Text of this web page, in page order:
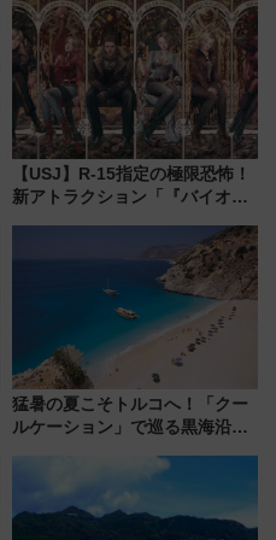
【USJ】R-15指定の極限恐怖！
新アトラクション「『バイオハ
ブ」今秋登場 ―予測不能の恐
怖に泣き叫べ―
猛暑の夏こそトルコへ！「クー
ルケーション」で巡る黒海沿岸
連検索数が前年比237％増、ナ
ショジオも認める『2026年に訪
れるべき世界の旅先』